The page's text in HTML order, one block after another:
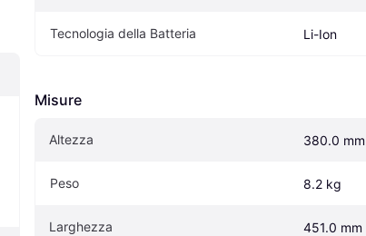
Tecnologia della Batteria Li-Ion
Misure
Altezza 380.0 mm
Peso 8.2 kg
Larghezza 451.0 mm